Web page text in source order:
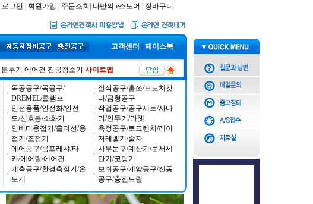
로그인 회원가입 주문조회 나만의 e스토어 장바구니
고객센터 페이스북
분무기 에어건 진공청소기 사이트맵
목공공구/목공구/
DREMEL/클램프
안전용품/안전화/안전
모/신호봉/소화기
인버터용접기/홀더선/용
접기/조정기
에어공구/콤프레샤/타
카/에어릴/에어건
계측공구/환경측정기/온
도계
절삭공구/홀쏘/브로치캇
타/금형공구
작업공구/공구세트/사다
리/인두기/라쳇
측정공구/토크렌치/레이
저레벨기/줄자
사무문구/계산기/문서세
단기/코팅기
보쉬공구/계양공구/전동
공구/충전드릴